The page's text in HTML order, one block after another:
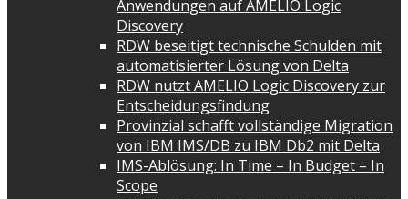
Anwendungen auf AMELIO Logic
Discovery
RDW beseitigt technische Schulden mit
automatisierter Lösung von Delta
RDW nutzt AMELIO Logic Discovery zur
Entscheidungsfindung
Provinzial schafft vollständige Migration
von IBM IMS/DB zu IBM Db2 mit Delta
IMS-Ablösung: In Time – In Budget – In
Scope